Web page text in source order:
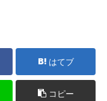
はてブ
コピー